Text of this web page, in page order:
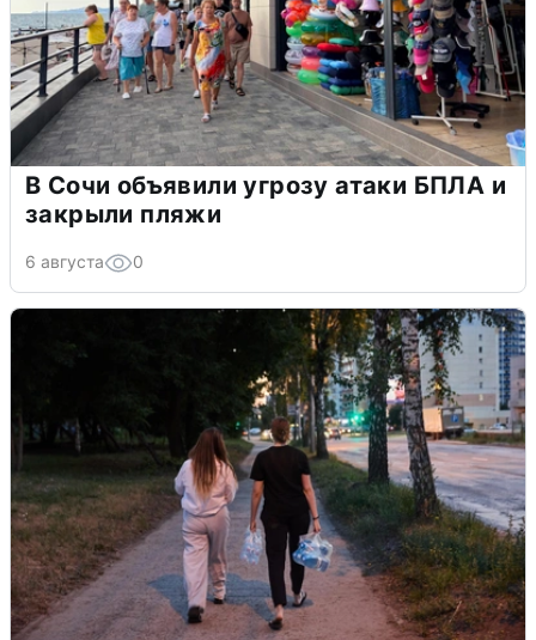
В Сочи объявили угрозу атаки БПЛА и
закрыли пляжи
6 августа 0